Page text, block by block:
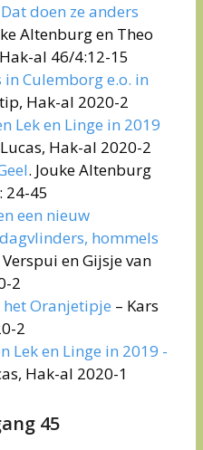
doen ze anders
Altenburg en Theo
al 46/4:12-15
Culemborg e.o. in
Hak-al 2020-2
Lek en Linge in 2019
Hak-al 2020-2
. Jouke Altenburg
24-45
een nieuw
hommels
en Gijsje van
2
het Oranjetipje – Kars
2
Lek en Linge in 2019 -
Hak-al 2020-1
45